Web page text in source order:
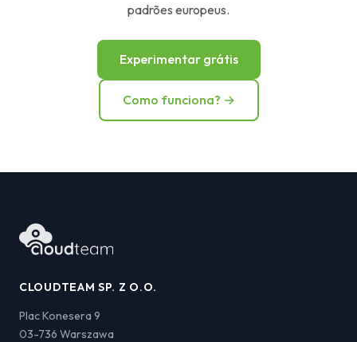
padrões europeus.
Experimentar grátis
Como funciona? →
CLOUDTEAM SP. Z O.O.
Plac Konesera 9
03-736 Warszawa